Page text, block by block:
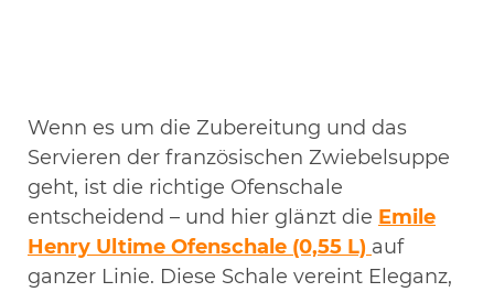
Wenn es um die Zubereitung und das
Servieren der französischen Zwiebelsuppe
geht, ist die richtige Ofenschale
entscheidend – und hier glänzt die Emile
Henry Ultime Ofenschale (0,55 L) auf
ganzer Linie. Diese Schale vereint Eleganz,